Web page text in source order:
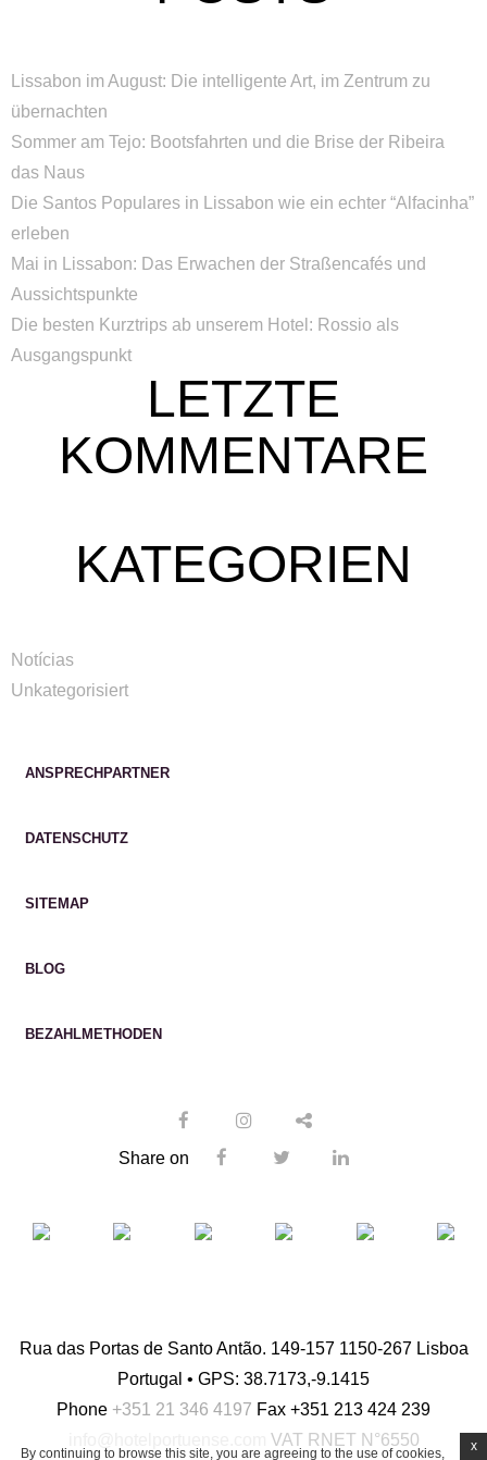
Lissabon im August: Die intelligente Art, im Zentrum zu
übernachten
Sommer am Tejo: Bootsfahrten und die Brise der Ribeira
das Naus
Die Santos Populares in Lissabon wie ein echter “Alfacinha”
erleben
Mai in Lissabon: Das Erwachen der Straßencafés und
Aussichtspunkte
Die besten Kurztrips ab unserem Hotel: Rossio als
Ausgangspunkt
LETZTE
KOMMENTARE
KATEGORIEN
Notícias
Unkategorisiert
ANSPRECHPARTNER
DATENSCHUTZ
SITEMAP
BLOG
BEZAHLMETHODEN
Share on
Rua das Portas de Santo Antão. 149-157 1150-267 Lisboa
Portugal • GPS: 38.7173,-9.1415
Phone +351 21 346 4197 Fax +351 213 424 239
VAT RNET N°6550
By continuing to browse this site, you are agreeing to the use of cookies, x